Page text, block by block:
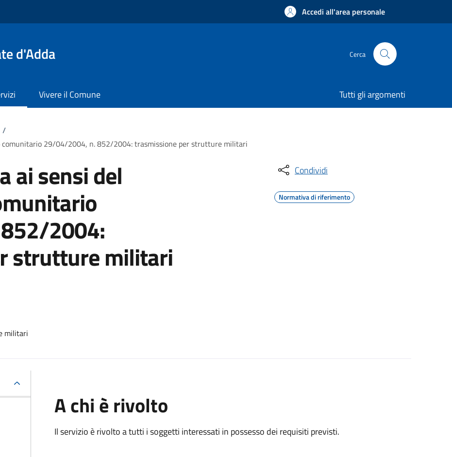
Accedi all'area personale
d'Adda Cerca
Vivere il Comune Tutti gli argomenti
/
comunitario 29/04/2004, n. 852/2004: trasmissione per strutture militari
ai sensi del
2004:
strutture militari
militari
Condividi
Normativa di riferimento
A chi è rivolto
Il servizio è rivolto a tutti i soggetti interessati in possesso dei requisiti previsti.